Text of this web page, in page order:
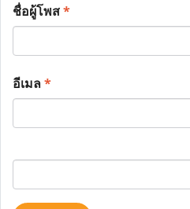
ชื่อผู้โพส*
อีเมล*